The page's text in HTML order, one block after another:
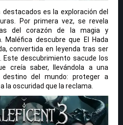
es la exploración del
Por primera vez, se revela
del corazón de la magia y
Maléfica descubre que El Hada
convertida en leyenda tras ser
Este descubrimiento sacude los
creía saber, llevándola a una
del mundo: proteger a
la oscuridad que la reclama.